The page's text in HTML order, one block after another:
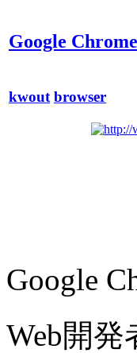
Google
kwout browser
Google
Web開